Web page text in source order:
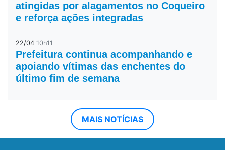
atingidas por alagamentos no Coqueiro
e reforça ações integradas
22/04 10h11
Prefeitura continua acompanhando e
apoiando vítimas das enchentes do
último fim de semana
MAIS NOTÍCIAS